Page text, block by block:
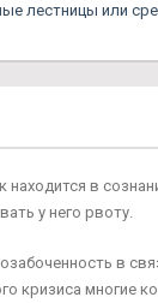
лестницы или
в
у него рвоту.
в
кризиса многие